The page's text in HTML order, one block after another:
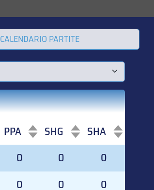
CALENDARIO PARTITE
PPA SHG
SHA
PPA SHG SHA
0 0
0
0 0
0